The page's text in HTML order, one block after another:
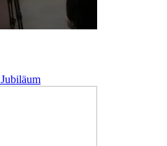
Jubiläum